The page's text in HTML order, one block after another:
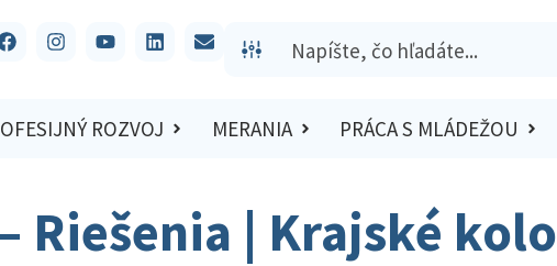
ROZVOJ MERANIA PRÁCA S MLÁDEŽOU
Riešenia | Krajské kolo